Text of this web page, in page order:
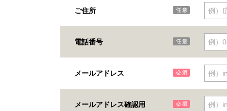
ご住所
電話番号
メールアドレス
メールアドレス確認用